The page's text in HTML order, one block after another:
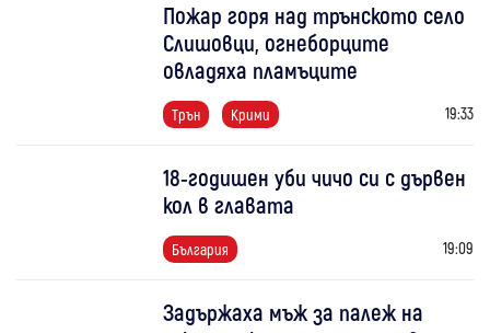
Пожар горя над трънското село
Слишовци, огнеборците
овладяха пламъците
Трън Крими 19:33
18-годишен уби чичо си с дървен
кол в главата
България 19:09
Задържаха мъж за палеж на